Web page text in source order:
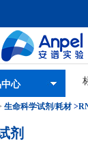
心
生命科学试剂/耗材>
剂